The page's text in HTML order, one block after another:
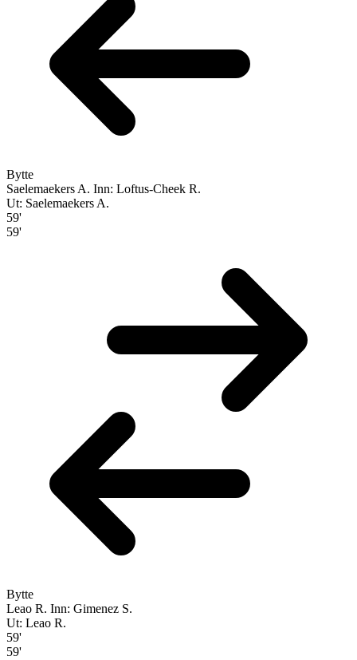
Bytte
Saelemaekers A. Inn: Loftus-Cheek R.
Ut: Saelemaekers A.
59'
59'
Bytte
Leao R. Inn: Gimenez S.
Ut: Leao R.
59'
59'